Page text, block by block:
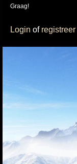
Graag!
Login of registreer